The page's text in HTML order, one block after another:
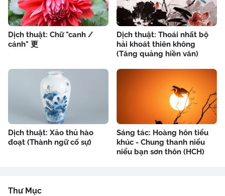
Dịch thuật: Chữ "canh /
cánh" 更
Dịch thuật: Thoái nhất bộ
hải khoát thiên không
(Tăng quảng hiền văn)
Dịch thuật: Xảo thủ hào
đoạt (Thành ngữ cố sự)
Sáng tác: Hoàng hôn tiểu
khúc - Chung thanh niểu
niểu bạn sơn thôn (HCH)
Thư Mục